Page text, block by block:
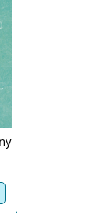
do koszyka